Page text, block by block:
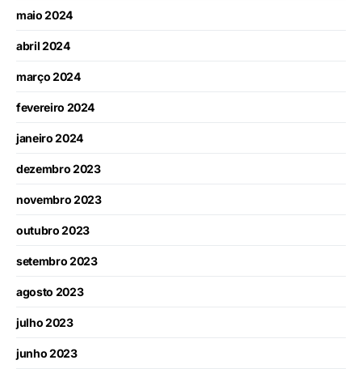
maio 2024
abril 2024
março 2024
fevereiro 2024
janeiro 2024
dezembro 2023
novembro 2023
outubro 2023
setembro 2023
agosto 2023
julho 2023
junho 2023